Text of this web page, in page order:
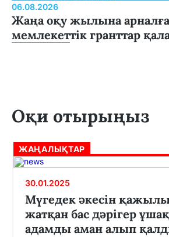
06.08.2026
Жаңа оқу жылына
мемлекеттік гранттар
Оқи отырыңыз
ЖАҢАЛЫҚТАР
30.01.2025
Мүгедек әкесін
жатқан бас дәрігер
адамды аман алып